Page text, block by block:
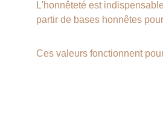
L'honnêteté est
partir de bases honnêtes
Ces valeurs fonctionnent